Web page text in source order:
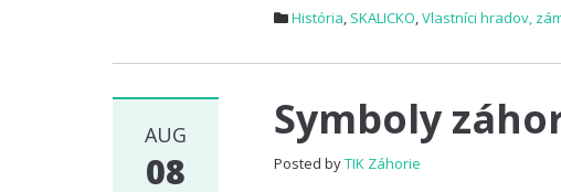
História, SKALICKO,Vlastníci hradov,
AUG
08
Symboly
Posted byTIK Záhorie